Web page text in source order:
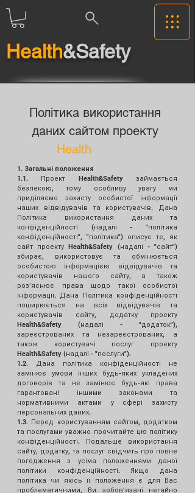
Health&Safety
Політика використання
даних сайтом проекту
Health
1. Загальні положення
1.1. Проект Health&Safety займається
безпекою, тому особливу увагу ми
приділяємо захисту особистої інформації
наших відвідувачів та користувачів. Дана
Політика використання даних та
конфіденційності (надалі - "політика
конфіденційності", "політика") описує те, як
сайт проекту Health&Safety (надалі - "сайт")
збирає, використовує та обмінюється
особистою інформацією відвідувачів та
користувачів нашого сайту, а також
розʼяснює права щодо такої особистої
інформації. Дана Політика конфіденційності
поширюється на всіх відвідувачів та
користувачів сайту, додатку проекту
Health&Safety (надалі - "додаток"),
зареєстрованих та незареєстрованих, а
також користувачі послуг проекту
Health&Safety (надалі - "послуги").
1.2. Дана політика конфіденційності не
замінює умови інших будь-яких укладених
договорів та не замінює будь-які права
гарантовані іншими законами та
нормативними актами у сфері захисту
персональних даних.
1.3. Перед користуванням сайтом, додатком
та послугами уважно прочитайте цю політику
конфіденційності. Подальше використання
сайту, додатку, та послуг свідчить про повне
погодження з усіма положеннями даної
політики конфіденційності. Якщо дана
політика чи якісь її положення є для Вас
проблематичними, Ви зобовʼязані негайно